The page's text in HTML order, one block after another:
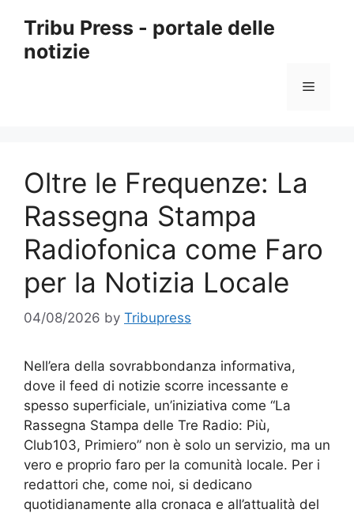
content
Tribu Press - portale delle
notizie
Menu
Oltre le Frequenze: La
Rassegna Stampa
Radiofonica come Faro
per la Notizia Locale
04/08/2026 by Tribupress
Nell’era della sovrabbondanza informativa,
dove il feed di notizie scorre incessante e
spesso superficiale, un’iniziativa come “La
Rassegna Stampa delle Tre Radio: Più,
Club103, Primiero” non è solo un servizio, ma un
vero e proprio faro per la comunità locale. Per i
redattori che, come noi, si dedicano
quotidianamente alla cronaca e all’attualità del